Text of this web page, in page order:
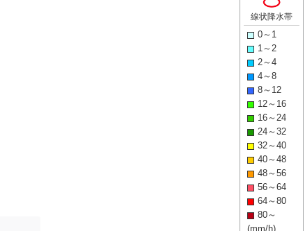
線状降水帯
0～1
1～2
2～4
4～8
8～12
12～16
16～24
24～32
32～40
40～48
48～56
56～64
64～80
80～
(mm/h)